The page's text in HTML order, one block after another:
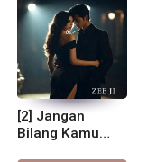
[2] Jangan
Bilang Kamu